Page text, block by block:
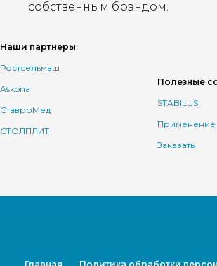
собственным брэндом.
Наши партнеры
Ростсельмаш
Askona
СтавроМед
СТОЛПЛИТ
Полезные
STABILUS
Применение
Заказать